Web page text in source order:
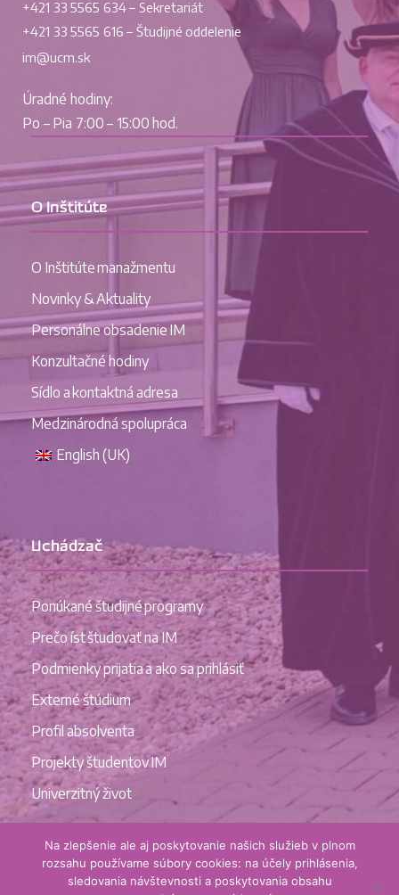
+421 33 5565 634 – Sekretariát
+421 33 5565 616 – Študijné oddelenie
im@ucm.sk
Úradné hodiny:
Po – Pia 7:00 – 15:00 hod.
O Inštitúte
O Inštitúte manažmentu
Novinky & Aktuality
Personálne obsadenie IM
Konzultačné hodiny
Sídlo a kontaktná adresa
Medzinárodná spolupráca
English (UK)
Uchádzač
Ponúkané študijné programy
Prečo íst študovať na IM
Podmienky prijatia a ako sa prihlásiť
Externé štúdium
Profil absolventa
Projekty študentov IM
Univerzitný život
Na zlepšenie ale aj poskytovanie našich služieb v plnom
rozsahu používame súbory cookies: na účely prihlásenia,
sledovania návštevnosti a poskytovania obsahu